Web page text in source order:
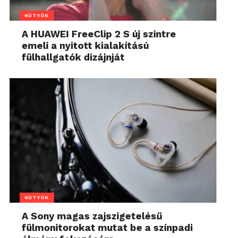
KÜTYÜK
A HUAWEI FreeClip 2 S új szintre
emeli a nyitott kialakítású
fülhallgatók dizájnját
KÜTYÜK
A Sony magas zajszigetelésű
fülmonitorokat mutat be a színpadi